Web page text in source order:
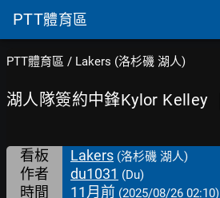
PTT體育區
PTT體育區 / Lakers (洛杉磯 湖人)
湖人隊簽約中鋒Kylor Kelley
看板 Lakers (洛杉磯 湖人)
作者 du1031 (Du)
時間 11月前 (2025/08/26 02:10)